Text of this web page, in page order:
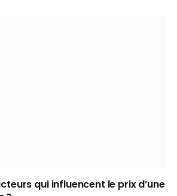
qui influencent le prix d’une